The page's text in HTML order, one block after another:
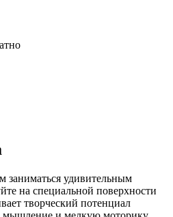
заниматься удивительным
на специальной поверхности
творческий потенциал